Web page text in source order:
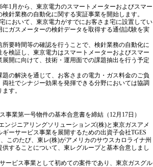
1月から、東京電力のスマートメーターおよびスマー
針業務の自動化に関する実証事業を開始します。
において、東京電力がすでにお客さま宅に設置してい
ガスメーターの検針データを取得する通信試験を実
要時間等の確認を行うことで、検針業務の自動化に
検証し、東京電力はスマートメーターおよびスマー
開に向けて、技術・運用面での課題抽出を行う予定
の解決を通じて、お客さまの電力・ガス料金のご負
社でシナジー効果を発揮できる分野においては協調
す。
事業第一号物件の基本合意書を締結（12月17日）
ンジニアリングソリューションズ(株)と東京ガスアメ
ーサービス事業を展開するための出資子会社TGES
このたび、東レ(株)がアメリカのサウスカロライナ州
することについて、東レグループと基本合意しまし
ービス事業として初めての案件であり、東京ガスグル